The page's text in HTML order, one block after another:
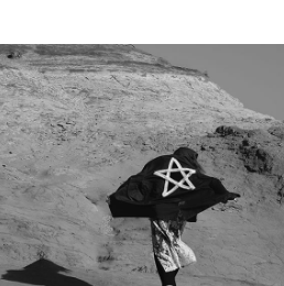
BRAND
BLOG